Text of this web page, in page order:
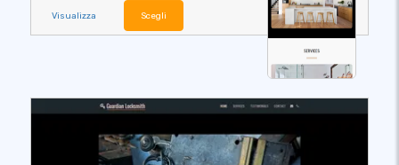
Visualizza Scegli